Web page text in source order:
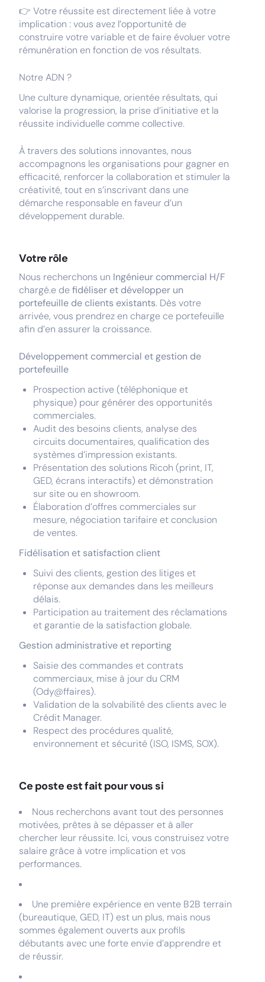
👉 Votre réussite est directement liée à votre
implication : vous avez l’opportunité de
construire votre variable et de faire évoluer votre
rémunération en fonction de vos résultats.
Notre ADN ?
Une culture dynamique, orientée résultats, qui
valorise la progression, la prise d’initiative et la
réussite individuelle comme collective.
À travers des solutions innovantes, nous
accompagnons les organisations pour gagner en
efficacité, renforcer la collaboration et stimuler la
créativité, tout en s’inscrivant dans une
démarche responsable en faveur d’un
développement durable.
Votre rôle
Nous recherchons un Ingénieur commercial H/F
chargé.e defidéliser et développer un
portefeuille de clients existants. Dès votre
arrivée, vous prendrez en charge ce portefeuille
afin d’en assurer la croissance.
Développement commercial et gestion de
portefeuille
Prospection active (téléphonique et
physique) pour générer des opportunités
commerciales.
Audit des besoins clients, analyse des
circuits documentaires, qualification des
systèmes d’impression existants.
Présentation des solutions Ricoh (print, IT,
GED, écrans interactifs) et démonstration
sur site ou en showroom.
Élaboration d’offres commerciales sur
mesure, négociation tarifaire et conclusion
de ventes.
Fidélisation et satisfaction client
Suivi des clients, gestion des litiges et
réponse aux demandes dans les meilleurs
délais.
Participation au traitement des réclamations
et garantie de la satisfaction globale.
Gestion administrative et reporting
Saisie des commandes et contrats
commerciaux, mise à jour du CRM
(Ody@ffaires).
Validation de la solvabilité des clients avec le
Crédit Manager.
Respect des procédures qualité,
environnement et sécurité (ISO, ISMS, SOX).
Ce poste est fait pour vous si
Nous recherchons avant tout des personnes
motivées, prêtes à se dépasser et à aller
chercher leur réussite. Ici, vous construisez votre
salaire grâce à votre implication et vos
performances.
Une première expérience en vente B2B terrain
(bureautique, GED, IT) est un plus, mais nous
sommes également ouverts aux profils
débutants avec une forte envie d’apprendre et
de réussir.